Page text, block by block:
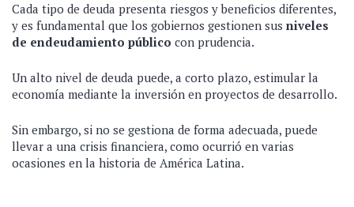
Cada tipo de deuda presenta riesgos y beneficios diferentes,
y es fundamental que los gobiernos gestionen sus niveles
de endeudamiento público con prudencia.
Un alto nivel de deuda puede, a corto plazo, estimular la
economía mediante la inversión en proyectos de desarrollo.
Sin embargo, si no se gestiona de forma adecuada, puede
llevar a una crisis financiera, como ocurrió en varias
ocasiones en la historia de América Latina.